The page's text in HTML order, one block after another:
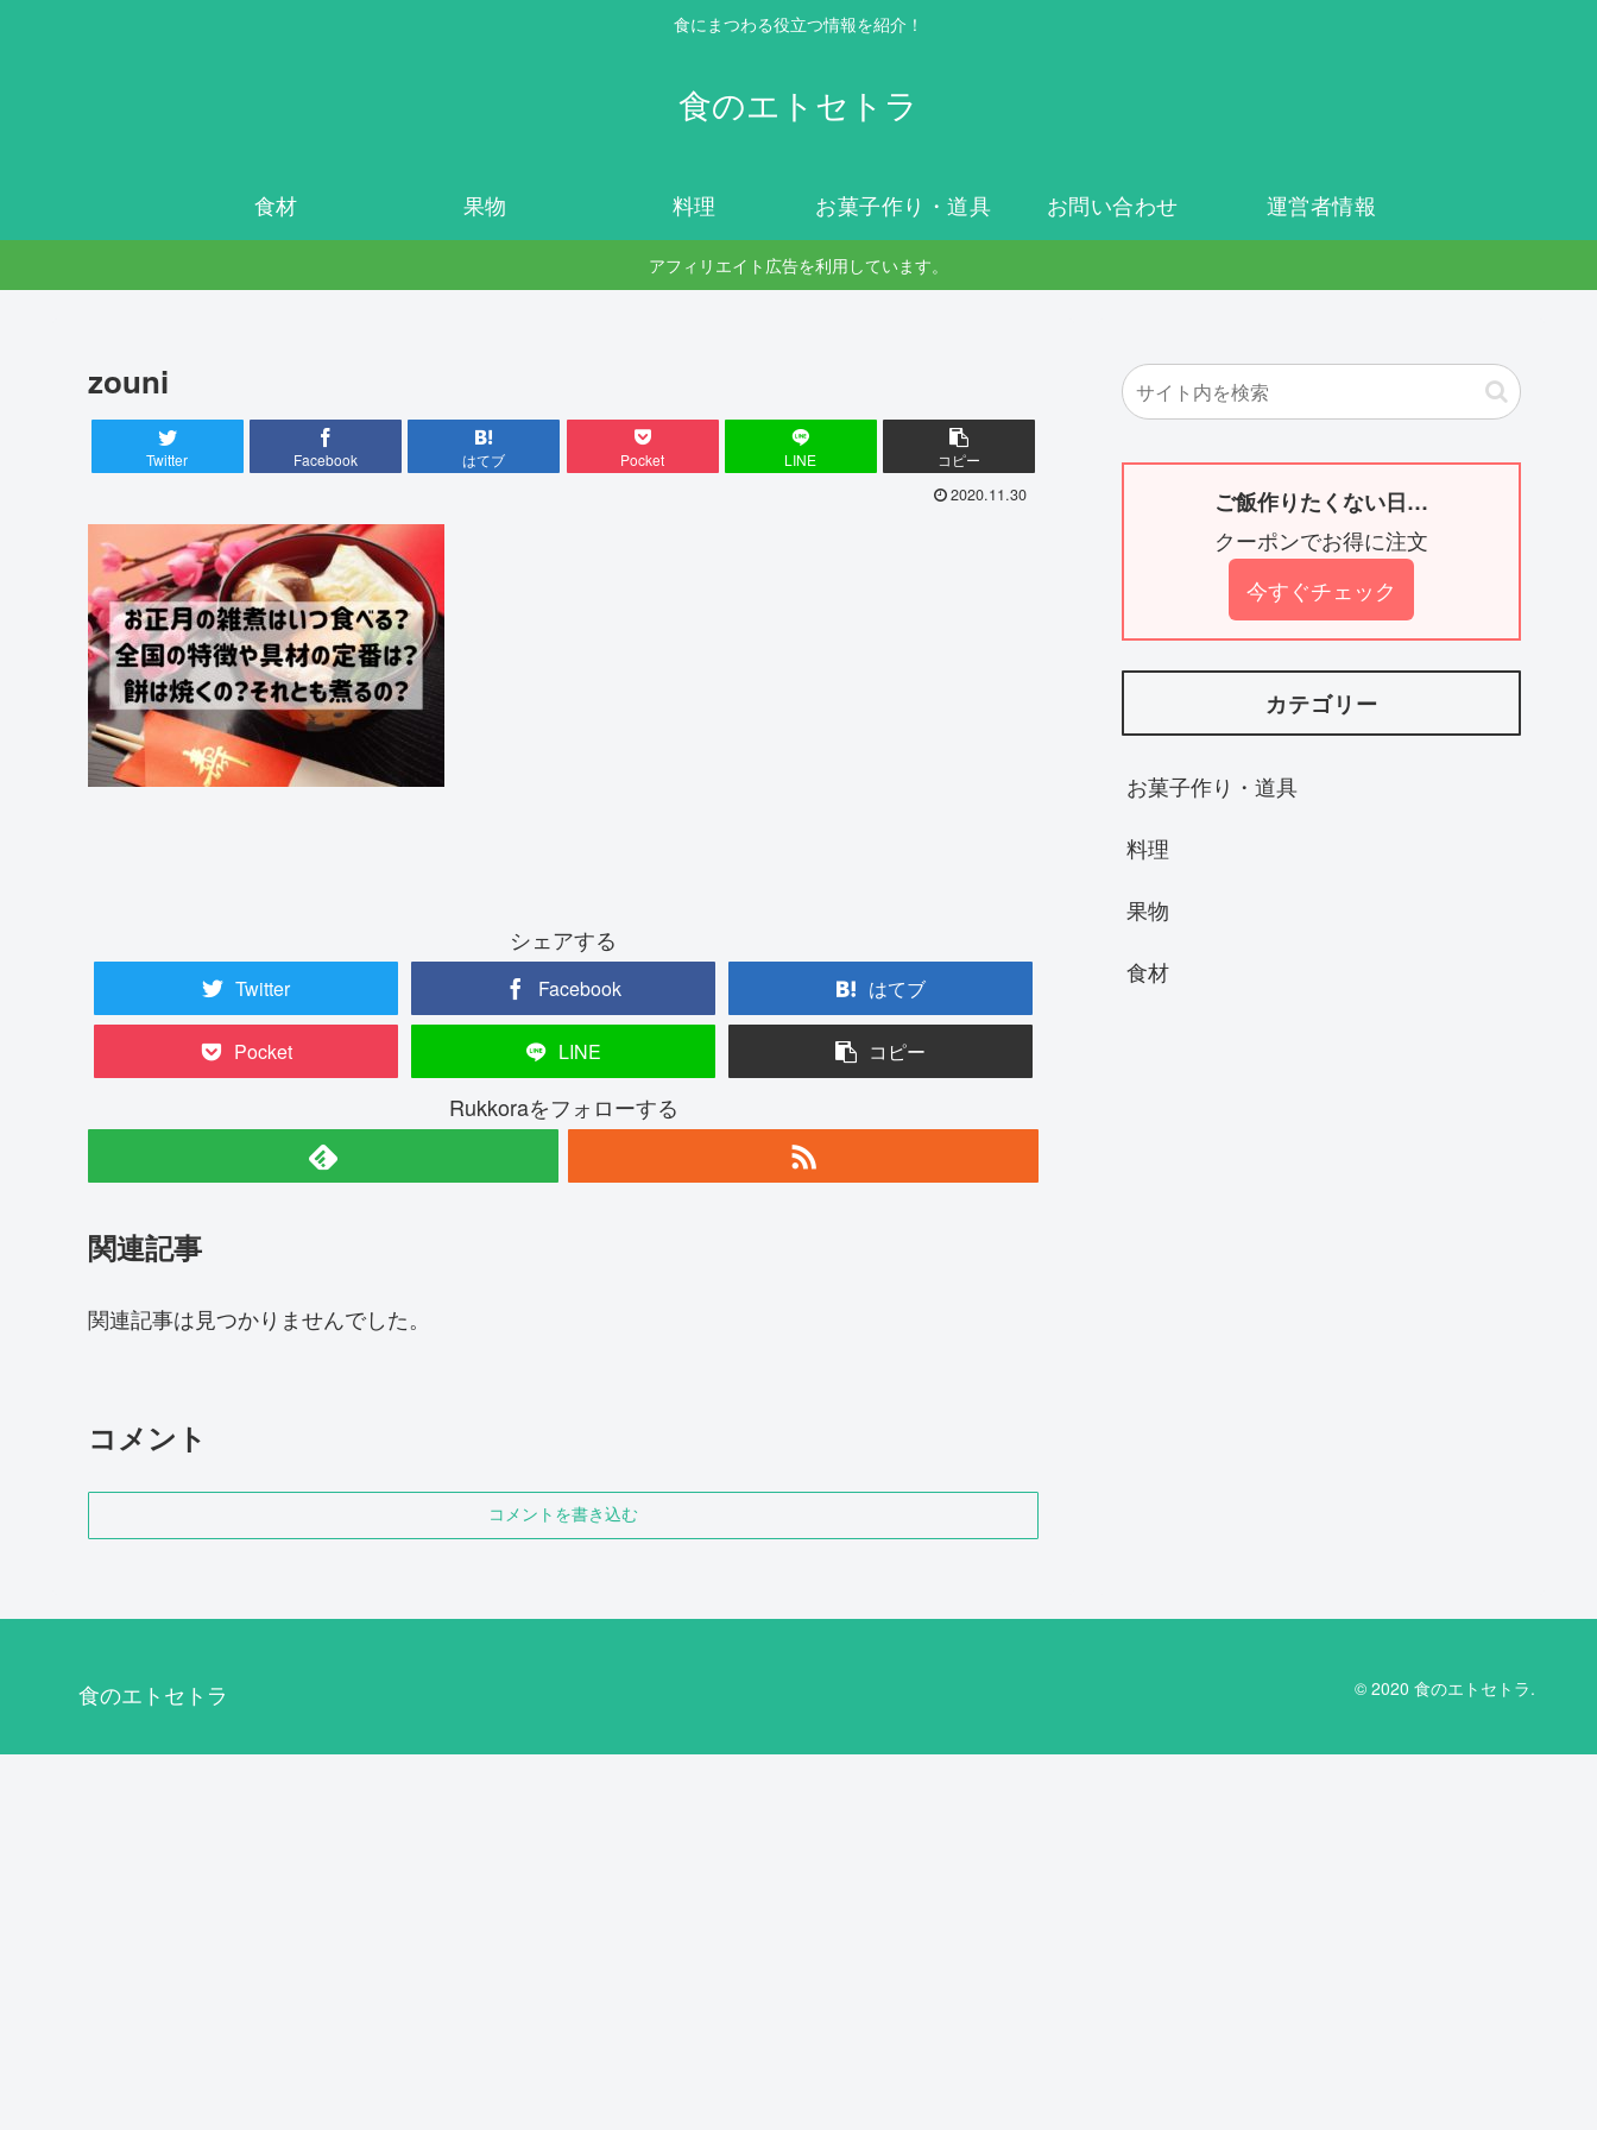
食にまつわる役立つ情報を紹介！
食のエトセトラ
食材 果物 料理 お菓子作り・道具 お問い合わせ 運営者情報
アフィリエイト広告を利用しています。
zouni
Twitter Facebook はてブ Pocket LINE コピー
2020.11.30
シェアする
Twitter Facebook はてブ
Pocket LINE コピー
Rukkoraをフォローする
関連記事
関連記事は見つかりませんでした。
コメント
コメントを書き込む
ご飯作りたくない日…
クーポンでお得に注文
今すぐチェック
カテゴリー
お菓子作り・道具
料理
果物
食材
食のエトセトラ © 2020 食のエトセトラ.